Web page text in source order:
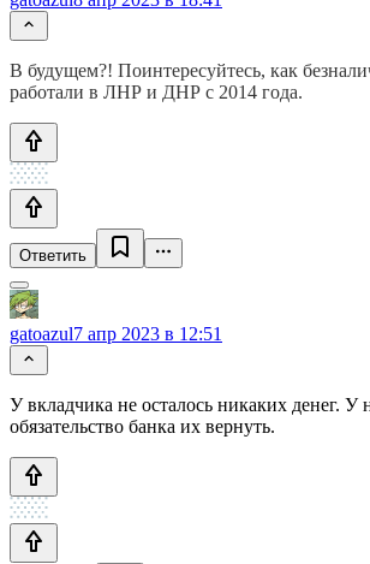
В будущем?! Поинтересуйтесь, как
работали в ЛНР и ДНР с 2014 года.
Ответить
gatoazul7 апр 2023 в 12:51
У вкладчика не осталось никаких денег. У
обязательство банка их вернуть.